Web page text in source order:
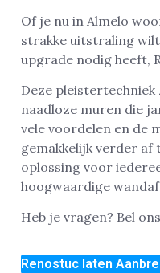
Of je nu in Almelo
strakke uitstraling
upgrade nodig heeft,
Deze
naadloze muren die
vele voordelen en de
gemakkelijk verder af
oplossing voor
hoogwaardige
Heb je vragen? Bel
Renostuc laten